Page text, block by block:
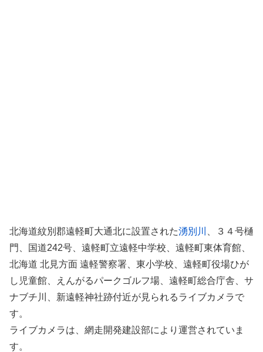
北海道紋別郡遠軽町大通北に設置された湧別川
、３４号樋
門、国道242号、遠軽町立遠軽中学校、遠軽町東体育館、
北海道 北見方面 遠軽警察署、東小学校、遠軽町役場ひが
し児童館、えんがるパークゴルフ場、遠軽町総合庁舎、サ
ナブチ川、新遠軽神社跡付近が見られるライブカメラで
す。
ライブカメラは、網走開発建設部により運営されていま
す。